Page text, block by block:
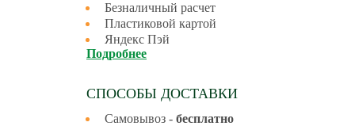
Безналичный расчет
Пластиковой картой
Яндекс Пэй
Подробнее
СПОСОБЫ ДОСТАВКИ
Самовывоз - бесплатно